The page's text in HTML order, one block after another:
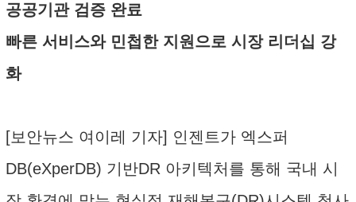
공공기관 검증 완료
빠른 서비스와 민첩한 지원으로 시장 리더십 강
화
[보안뉴스 여이레 기자] 인젠트가 엑스퍼
DB(eXperDB) 기반DR 아키텍처를 통해 국내 시